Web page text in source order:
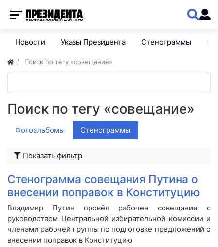
Новости Указы Президента Стенограммы
Поиск по тегу «совещание»
Поиск по тегу «совещание»
Фотоальбомы Стенограммы
Показать фильтр
Стенограмма совещания Путина о
внесении поправок в Конституцию
Владимир Путин провёл рабочее совещание с
руководством Центральной избирательной комиссии и
членами рабочей группы по подготовке предложений о
внесении поправок в Конституцию